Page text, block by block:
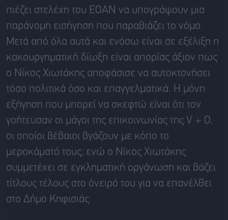
πιέζει στελέχη του ΕΟΑΝ να υπογράψουν μια
παράνομη εισήγηση που παραβιάζει το νόμο.
Μετά από όλα αυτά και ενόσω είναι σε εξέλιξη η
κακουργηματική δίωξη είναι απορίας άξιον πως
ο Νίκος Χιωτάκης αποφάσισε να αυτοκτονήσει
τόσο πολιτικά όσο και επαγγελματικά. Η μόνη
εξήγηση που μπορεί να σκεφτώ είναι ότι τον
γοήτευσαν οι μάγοι της επικοινωνίας της V + O,
οι οποίοι βέβαιοι βγάζουν με κόπο το
μεροκάματό τους, ενώ ο Νίκος Χιωτάκης
συμμετέχει σε εγκληματική οργάνωση και βάζει
τίτλους τέλους στο όνειρό του για να επανέλθει
στο Δήμο Κηφισιάς.